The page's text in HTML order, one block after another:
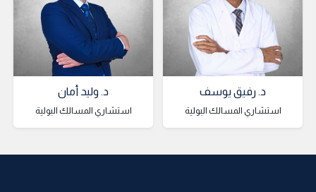
د. رفيق يوسف
استشاري المسالك البولية
د. وليد أمان
استشاري المسالك البولية